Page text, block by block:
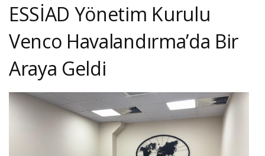
ESSİAD Yönetim Kurulu
Venco Havalandırma’da Bir
Araya Geldi